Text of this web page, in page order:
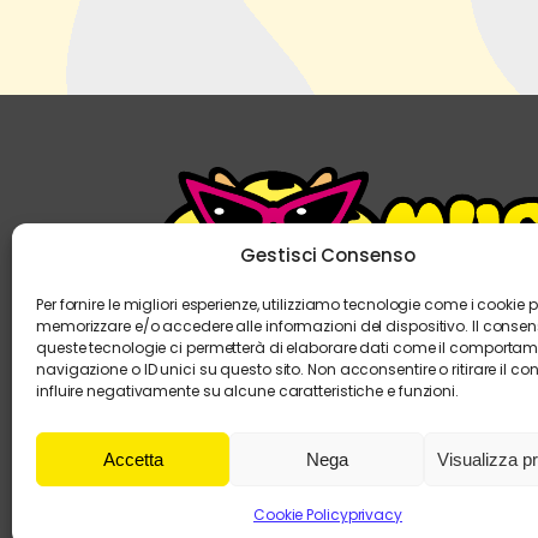
Gestisci Consenso
Per fornire le migliori esperienze, utilizziamo tecnologie come i cookie
memorizzare e/o accedere alle informazioni del dispositivo. Il
queste tecnologie ci permetterà di elaborare dati come il
navigazione o ID unici su questo sito. Non acconsentire o ritirare il
influire negativamente su alcune caratteristiche e funzioni.
Accetta Nega Visualizza
Cookie Policyprivacy
muccagialla è un marchio DIGITAL